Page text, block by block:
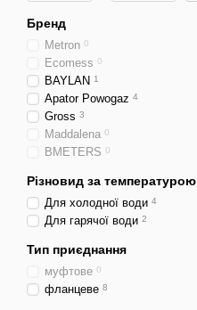
Бренд
Metron 0
Ecomess 0
BAYLAN 1
Apator Powogaz 4
Gross 3
Maddalena 0
BMETERS 0
Різновид за температурою
Для холодної води 4
Для гарячої води 2
Тип приєднання
муфтове 0
фланцеве 8